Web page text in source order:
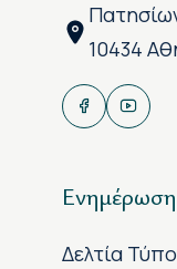
10434
Ενημέρωση
Δελτία